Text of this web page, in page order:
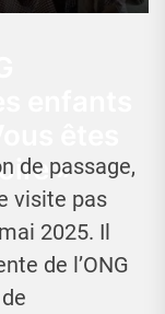
enfants
»
de passage,
visite pas
2025. Il
de l’ONG